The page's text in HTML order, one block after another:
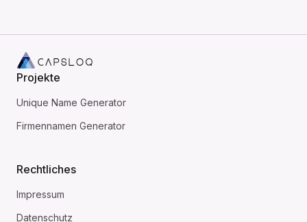
Home
Projekte
Unique Name GeneratorUnique Name Generator
Firmennamen GeneratorFirmennamen Generator
Rechtliches
Impressum
Datenschutz